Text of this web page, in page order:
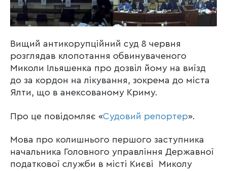
Вищий антикорупційний суд 8 червня
розглядав клопотання обвинуваченого
Миколи Ільяшенка про дозвіл йому на виїзд
до за кордон на лікування, зокрема до міста
Ялти, що в анексованому Криму.
Про це повідомляє «Судовий репортер».
Мова про колишнього першого заступника
начальника Головного управління Державної
податкової служби в місті Києві Миколу